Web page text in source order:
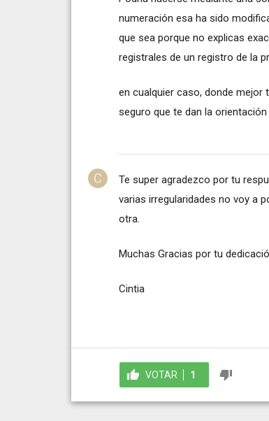
numeración esa ha sido
que sea porque no explicas
registrales de un registro de la
en cualquier caso, donde
seguro que te dan la
Te super agradezco por tu
varias irregularidades no voy a
otra.
Muchas Gracias por tu
Cintia
VOTAR 1